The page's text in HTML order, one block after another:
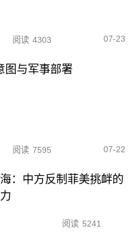
阅读 4303 07-23
图与军事部署
阅读 7595 07-22
：中方反制菲美挑衅的
阅读 5241